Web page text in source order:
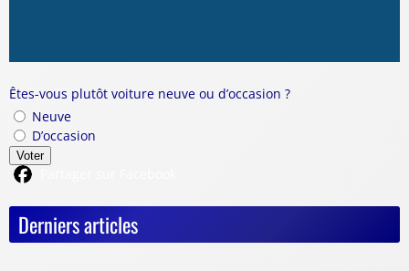
Êtes-vous plutôt voiture neuve ou d’occasion ?
Neuve
D’occasion
Voter
Derniers articles